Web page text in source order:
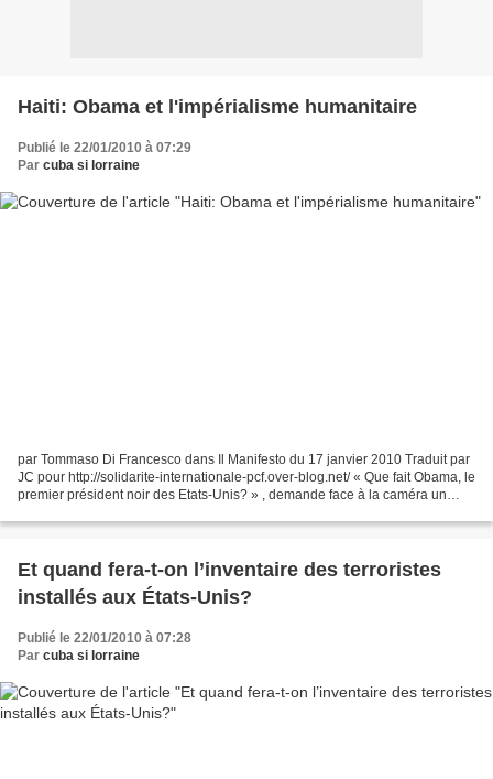
Haiti: Obama et l'impérialisme humanitaire
Publié le 22/01/2010 à 07:29
Par cuba si lorraine
par Tommaso Di Francesco dans Il Manifesto du 17 janvier 2010 Traduit par
JC pour http://solidarite-internationale-pcf.over-blog.net/ « Que fait Obama, le
premier président noir des Etats-Unis? » , demande face à la caméra un
Et quand fera-t-on l’inventaire des terroristes
installés aux États-Unis?
Publié le 22/01/2010 à 07:28
Par cuba si lorraine